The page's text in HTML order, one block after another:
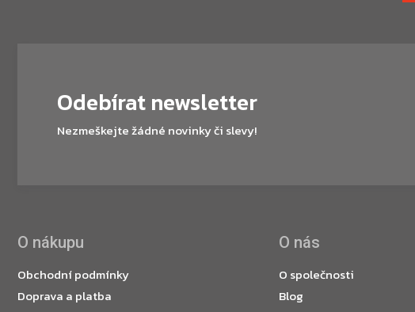
Odebírat newsletter
Nezmeškejte žádné novinky či slevy!
O nákupu
Obchodní podmínky
Doprava a platba
O nás
O společnosti
Blog